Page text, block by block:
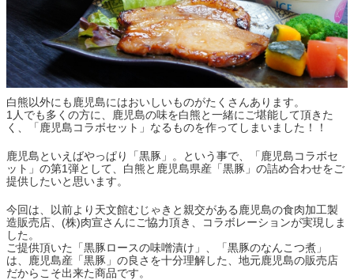
白熊以外にも鹿児島にはおいしいものがたくさんあります。
1人でも多くの方に、鹿児島の味を白熊と一緒にご堪能して頂きた
く、「鹿児島コラボセット」なるものを作ってしまいました！！
鹿児島といえばやっぱり「黒豚」。という事で、「鹿児島コラボセ
ット」の第1弾として、白熊と鹿児島県産「黒豚」の詰め合わせをご
提供したいと思います。
今回は、以前より天文館むじゃきと親交がある鹿児島の食肉加工製
造販売店、(株)肉宣さんにご協力頂き、コラボレーションが実現しま
した。
ご提供頂いた「黒豚ロースの味噌漬け」、「黒豚のなんこつ煮」
は、鹿児島産「黒豚」の良さを十分理解した、地元鹿児島の販売店
だからこそ出来た商品です。